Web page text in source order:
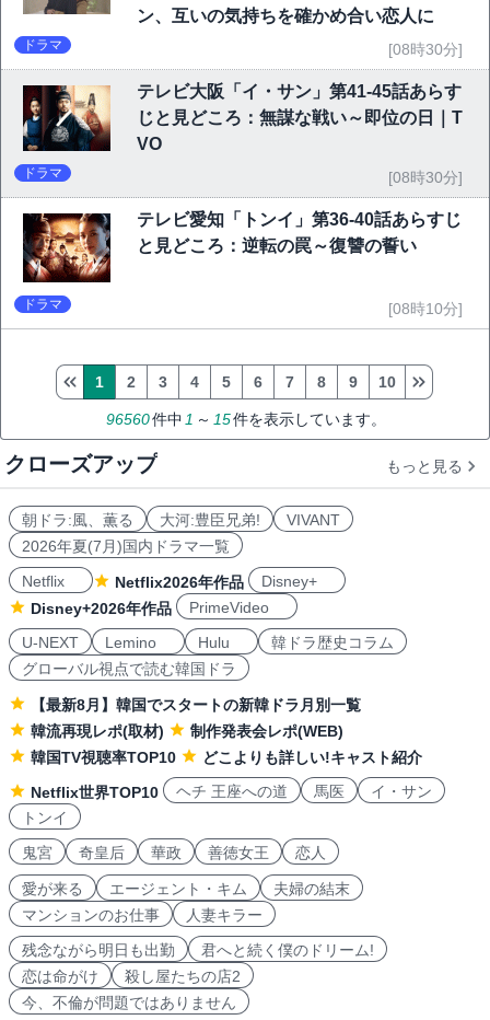
ン、互いの気持ちを確かめ合い恋人に
ドラマ [08時30分]
テレビ大阪「イ・サン」第41-45話あらす
じと見どころ：無謀な戦い～即位の日｜T
VO
ドラマ [08時30分]
テレビ愛知「トンイ」第36-40話あらすじ
と見どころ：逆転の罠～復讐の誓い
ドラマ [08時10分]
96560件中1 ～ 15件を表示しています。
1 2 3 4 5 6 7 8 9 10
クローズアップ もっと見る
朝ドラ:風、薫る 大河:豊臣兄弟!
VIVANT
2026年夏(7月)国内ドラマ一覧
Netflix
Netflix2026年作品
Disney+
Disney+2026年作品
PrimeVideo
U-NEXT
Lemino Hulu
韓ドラ歴史コラム
グローバル視点で読む韓国ドラ
【最新8月】韓国でスタートの新韓ドラ月別一覧
韓流再現レポ(取材)
制作発表会レポ(WEB)
韓国TV視聴率TOP10
どこよりも詳しい!キャスト紹介
Netflix世界TOP10
ヘチ 王座への道 馬医
イ・サン
トンイ
鬼宮
奇皇后 華政 善徳女王 恋人
愛が来る エージェント・キム
夫婦の結末
マンションのお仕事
人妻キラー
残念ながら明日も出勤
君へと続く僕のドリーム!
恋は命がけ
殺し屋たちの店2
今、不倫が問題ではありません